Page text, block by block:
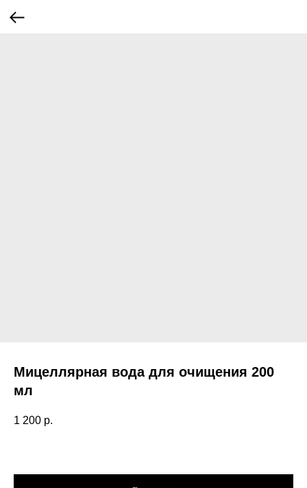
Мицеллярная вода для очищения 200
мл
1 200 р.